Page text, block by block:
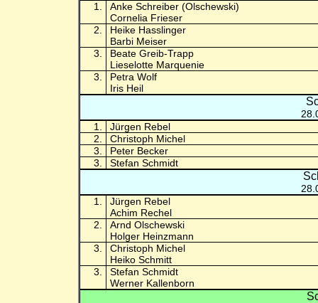
1.
Anke Schreiber (Olschewski)
Cornelia Frieser
2.
Heike Hasslinger
Barbi Meiser
3.
Beate Greib-Trapp
Lieselotte Marquenie
3.
Petra Wolf
Iris Heil
1.
Jürgen Rebel
2.
Christoph Michel
3.
Peter Becker
3.
Stefan Schmidt
1.
Jürgen Rebel
Achim Rechel
2.
Arnd Olschewski
Holger Heinzmann
3.
Christoph Michel
Heiko Schmitt
3.
Stefan Schmidt
Werner Kallenborn